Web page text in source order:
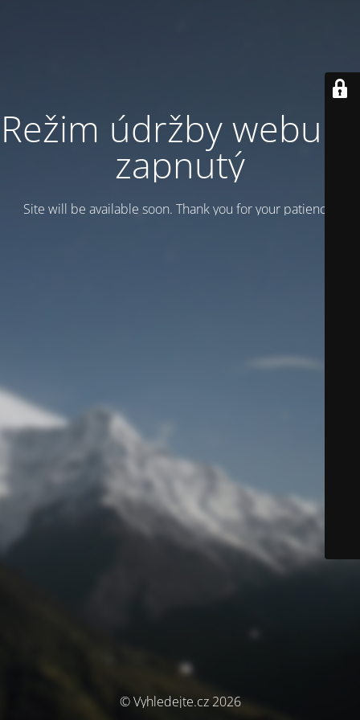
Režim údržby webu je
zapnutý
Site will be available soon. Thank you for your patience!
© Vyhledejte.cz 2026